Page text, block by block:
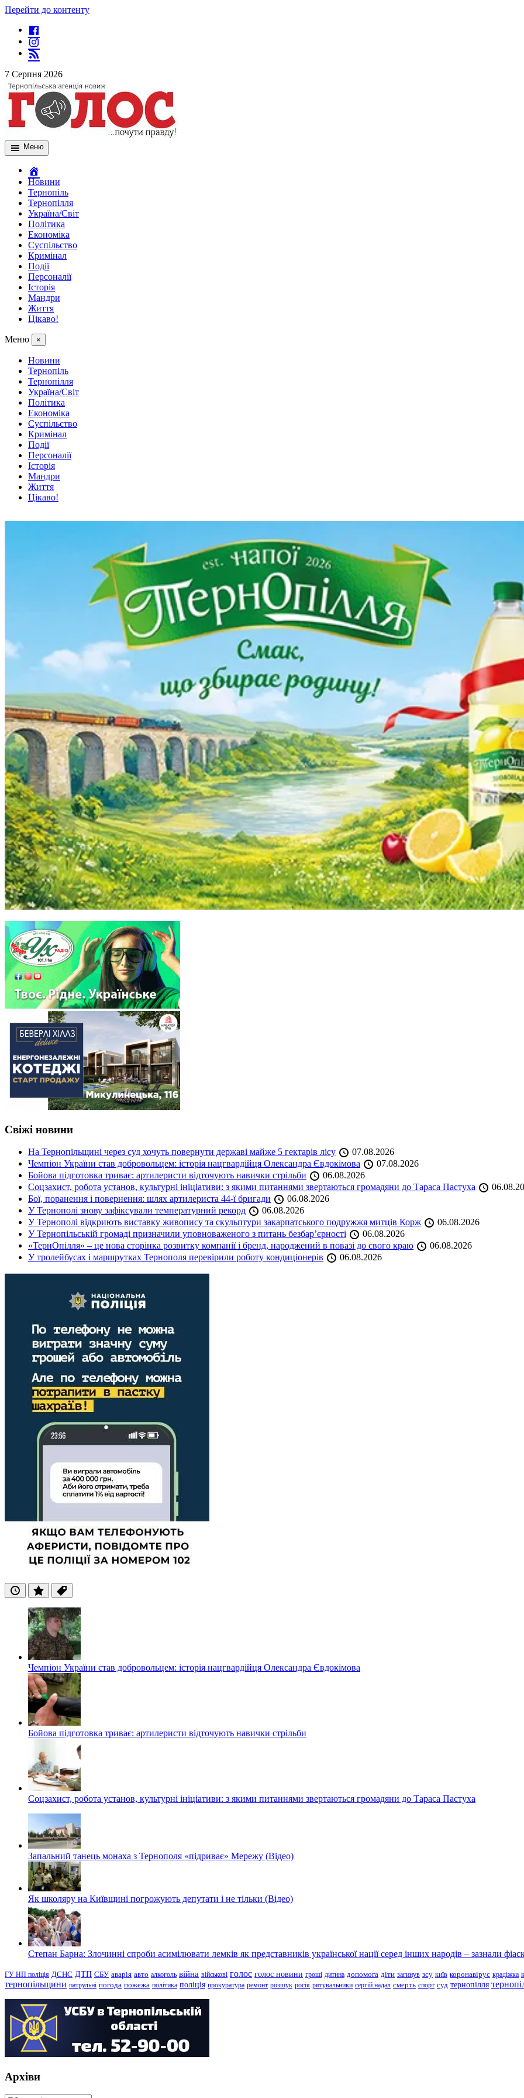
Перейти до контенту
7 Серпня 2026
Меню
Новини
Тернопіль
Тернопілля
Україна/Світ
Політика
Економіка
Суспільство
Кримінал
Події
Персоналії
Історія
Мандри
Життя
Цікаво!
Меню ×
Новини
Тернопіль
Тернопілля
Україна/Світ
Політика
Економіка
Суспільство
Кримінал
Події
Персоналії
Історія
Мандри
Життя
Цікаво!
Свіжі новини
На Тернопільщині через суд хочуть повернути державі майже 5 гектарів лісу
07.08.2026
Чемпіон України став добровольцем: історія нацгвардійця Олександра Євдокімова
07.08.2026
Бойова підготовка триває: артилеристи відточують навички стрільби
06.08.2026
Соцзахист, робота установ, культурні ініціативи: з якими питаннями звертаються громадяни до Тараса Пастуха
Бої, поранення і повернення: шлях артилериста 44-ї бригади
06.08.2026
У Тернополі знову зафіксували температурний рекорд
06.08.2026
У Тернополі відкриють виставку живопису та скульптури закарпатського подружжя митців Корж
06.08.2026
У Тернопільській громаді призначили уповноваженого з питань безбар’єрності
06.08.2026
«ТернОпілля» – це нова сторінка розвитку компанії і бренд, народжений в повазі до свого краю
06.08.2026
У тролейбусах і маршрутках Тернополя перевірили роботу кондиціонерів
06.08.2026
ОстанніПопулярні
Теги
Чемпіон України став добровольцем: історія нацгвардійця Олександра Євдокімова
Бойова підготовка триває: артилеристи відточують навички стрільби
Соцзахист, робота установ, культурні ініціативи: з якими питаннями звертаються громадяни до Тараса Пастуха
Запальний танець монаха з Тернополя «підриває» Мережу (Відео)
Як школяру на Київщині погрожують депутати і не тільки (Відео)
Степан Барна: Злочинні спроби асимілювати лемків як представників української нації серед інших народів – зазнали
ГУ НП поліція ДСНС ДТП СБУ аварія авто алкоголь війна військові голос голос новини гроші дитина допомога діти загинув зсу київ коронавірус крадіжка
тернопільщини патрульні погода пожежа політика поліція прокуратура ремонт розшук росія рятувальники сергій надал смерть спорт суд тернопілля
Архіви